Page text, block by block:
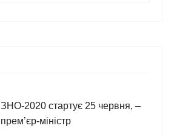
ЗНО-2020 стартує 25 червня, –
прем’єр-міністр